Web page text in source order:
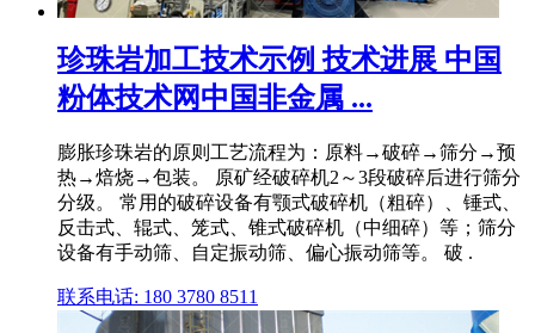
珍珠岩加工技术示例 技术进展 中国
粉体技术网中国非金属 ...
膨胀珍珠岩的原则工艺流程为：原料→破碎→筛分→预
热→焙烧→包装。 原矿经破碎机2～3段破碎后进行筛分
分级。 常用的破碎设备有颚式破碎机（粗碎）、锤式、
反击式、辊式、笼式、锥式破碎机（中细碎）等；筛分
设备有手动筛、自定振动筛、偏心振动筛等。 破 .
联系电话: 180 3780 8511